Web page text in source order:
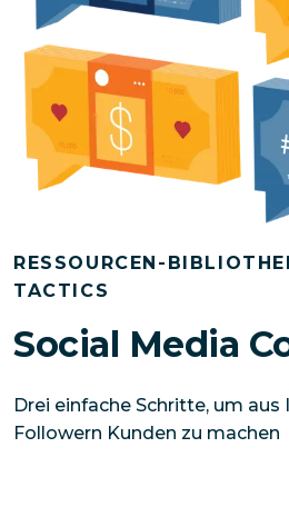
RESSOURCEN-
TACTICS
Social Media
Drei einfache Schritte, um aus
Followern Kunden zu machen